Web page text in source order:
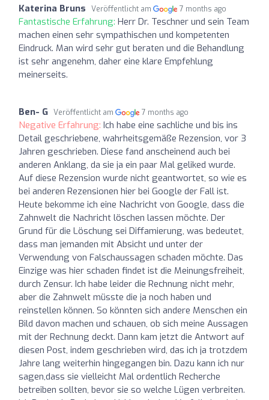
Katerina Bruns Veröffentlicht am 7 months ago
Fantastische Erfahrung: Herr Dr. Teschner und sein Team
machen einen sehr sympathischen und kompetenten
Eindruck. Man wird sehr gut beraten und die Behandlung
ist sehr angenehm, daher eine klare Empfehlung
meinerseits.
Ben- G Veröffentlicht am 7 months ago
Negative Erfahrung: Ich habe eine sachliche und bis ins
Detail geschriebene, wahrheitsgemäße Rezension, vor 3
Jahren geschrieben. Diese fand anscheinend auch bei
anderen Anklang, da sie ja ein paar Mal geliked wurde.
Auf diese Rezension wurde nicht geantwortet, so wie es
bei anderen Rezensionen hier bei Google der Fall ist.
Heute bekomme ich eine Nachricht von Google, dass die
Zahnwelt die Nachricht löschen lassen möchte. Der
Grund für die Löschung sei Diffamierung, was bedeutet,
dass man jemanden mit Absicht und unter der
Verwendung von Falschaussagen schaden möchte. Das
Einzige was hier schaden findet ist die Meinungsfreiheit,
durch Zensur. Ich habe leider die Rechnung nicht mehr,
aber die Zahnwelt müsste die ja noch haben und
reinstellen können. So könnten sich andere Menschen ein
Bild davon machen und schauen, ob sich meine Aussagen
mit der Rechnung deckt. Dann kam jetzt die Antwort auf
diesen Post, indem geschrieben wird, das ich ja trotzdem
Jahre lang weiterhin hingegangen bin. Dazu kann ich nur
sagen,dass sie vielleicht Mal ordentlich Recherche
betreiben sollten, bevor sie so welche Lügen verbreiten.